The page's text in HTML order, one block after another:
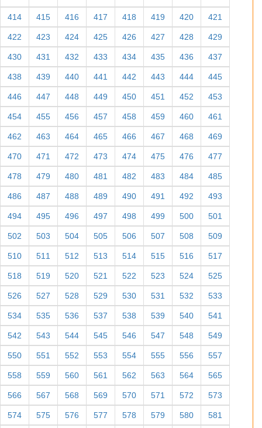
414 415 416 417 418 419 420 421
422 423 424 425 426 427 428 429
430 431 432 433 434 435 436 437
438 439 440 441 442 443 444 445
446 447 448 449 450 451 452 453
454 455 456 457 458 459 460 461
462 463 464 465 466 467 468 469
470 471 472 473 474 475 476 477
478 479 480 481 482 483 484 485
486 487 488 489 490 491 492 493
494 495 496 497 498 499 500 501
502 503 504 505 506 507 508 509
510 511 512 513 514 515 516 517
518 519 520 521 522 523 524 525
526 527 528 529 530 531 532 533
534 535 536 537 538 539 540 541
542 543 544 545 546 547 548 549
550 551 552 553 554 555 556 557
558 559 560 561 562 563 564 565
566 567 568 569 570 571 572 573
574 575 576 577 578 579 580 581